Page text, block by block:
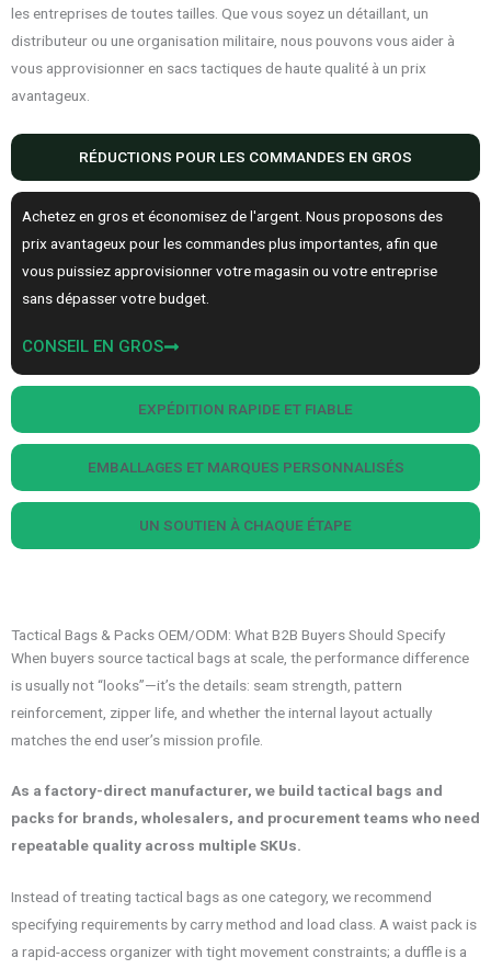
les entreprises de toutes tailles. Que vous soyez un détaillant, un
distributeur ou une organisation militaire, nous pouvons vous aider à
vous approvisionner en sacs tactiques de haute qualité à un prix
avantageux.
RÉDUCTIONS POUR LES COMMANDES EN GROS
EXPÉDITION RAPIDE ET FIABLE
EMBALLAGES ET MARQUES PERSONNALISÉS
UN SOUTIEN À CHAQUE ÉTAPE
Achetez en gros et économisez de l'argent. Nous proposons des
prix avantageux pour les commandes plus importantes, afin que
vous puissiez approvisionner votre magasin ou votre entreprise
sans dépasser votre budget.
CONSEIL EN GROS
Tactical Bags & Packs OEM/ODM: What B2B Buyers Should Specify
When buyers source tactical bags at scale, the performance difference
is usually not “looks”—it’s the details: seam strength, pattern
reinforcement, zipper life, and whether the internal layout actually
matches the end user’s mission profile.
As a factory-direct manufacturer, we build tactical bags and
packs for brands, wholesalers, and procurement teams who need
repeatable quality across multiple SKUs.
Instead of treating tactical bags as one category, we recommend
specifying requirements by carry method and load class. A waist pack is
a rapid-access organizer with tight movement constraints; a duffle is a